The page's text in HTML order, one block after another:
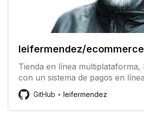
leifermendez/
Tienda en línea multiplataforma,
con un sistema de pagos en
comisión por transición, envió de
de tiendas entro otras
leifermendez/ecom...
GitHub leifermendez